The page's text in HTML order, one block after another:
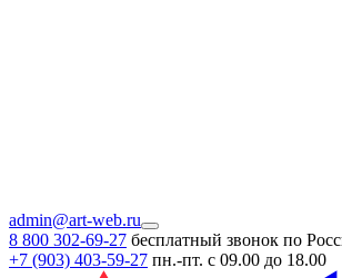
admin@art-web.ru
8 800 302-69-27 бесплатный звонок по
+7 (903) 403-59-27 пн.-пт. с 09.00 до 18.00